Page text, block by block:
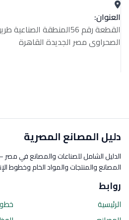
العنوان:
القطعة رقم 56المنطقة
الصحراوى مصر الجديدة القاهرة
دليل المصانع المصرية
الدليل الشامل للصناعات والمصانع في
المصانع والمنتجات والمواد الخام وخطوط
روابط
الرئيسية